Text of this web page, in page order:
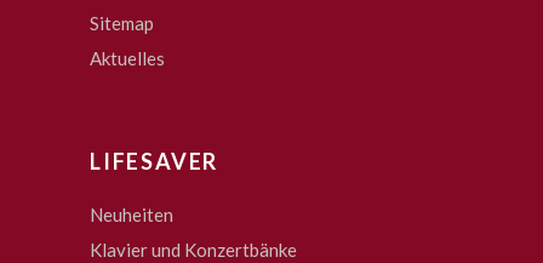
Sitemap
Aktuelles
LIFESAVER
Neuheiten
Klavier und Konzertbänke